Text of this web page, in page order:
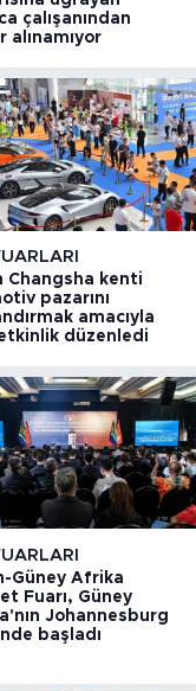
çalışanından
alınamıyor
Changsha kenti
pazarını
amacıyla
düzenledi
Güney Afrika
Fuarı, Güney
Johannesburg
başladı